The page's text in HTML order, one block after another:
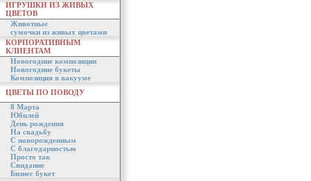
ИГРУШКИ ИЗ ЖИВЫХ
ЦВЕТОВ
Животные
сумочки из живых цветами
КОРПОРАТИВНЫМ
КЛИЕНТАМ
Новогодние композиции
Новогодние букеты
Композиция в вакууме
ЦВЕТЫ ПО ПОВОДУ
8 Марта
Юбилей
День рождения
На свадьбу
С новорожденным
С благодарностью
Просто так
Свидание
Бизнес букет